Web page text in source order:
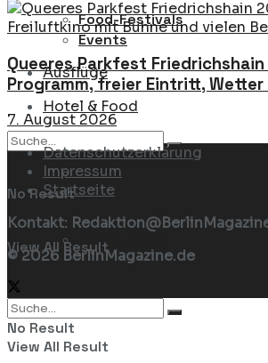
Events
Hotel & Food
Hotels
Restaurants
Food-Festivals
Ausflüge
No Result
View All Result
Queeres Parkfest
Programm, freier Eintritt,
7. August 2026
Datenschutzerklärung
Impressum
Startseite
Kontakt:
© 2026 BerlinMagazine.de
No Result
View All Result